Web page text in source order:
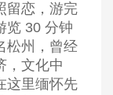
留恋，游完
览 30 分钟
松州，曾经
，文化中
这里缅怀先